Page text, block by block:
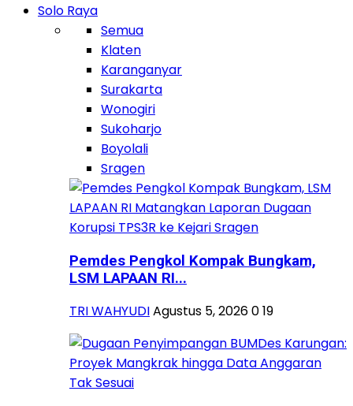
Solo Raya
Semua
Klaten
Karanganyar
Surakarta
Wonogiri
Sukoharjo
Boyolali
Sragen
Pemdes Pengkol Kompak Bungkam,
LSM LAPAAN RI...
TRI WAHYUDIAgustus 5, 2026019